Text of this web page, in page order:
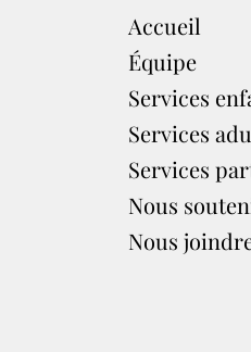
Accueil
Équipe
Services
Services
Services
Nous
Nous